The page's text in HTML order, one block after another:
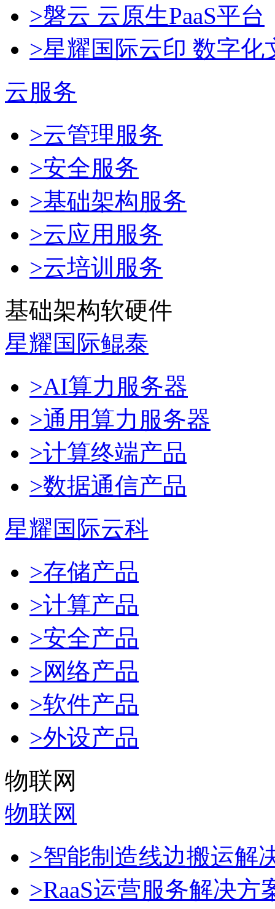
>磐云 云原生PaaS平台
>星耀国际云印 数字化
云服务
>云管理服务
>安全服务
>基础架构服务
>云应用服务
>云培训服务
基础架构软硬件
星耀国际鲲泰
>AI算力服务器
>通用算力服务器
>计算终端产品
>数据通信产品
星耀国际云科
>存储产品
>计算产品
>安全产品
>网络产品
>软件产品
>外设产品
物联网
物联网
>智能制造线边搬运解
>RaaS运营服务解决方